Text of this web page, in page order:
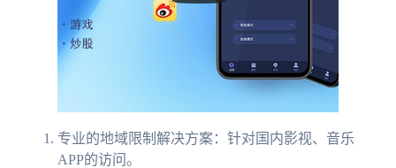
专业的地域限制解决方案：针对国内影视、音乐
APP的访问。